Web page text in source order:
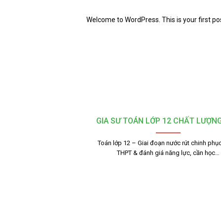
Welcome to WordPress. This is your first
GIA SƯ TOÁN LỚP 12 CHẤT
Toán lớp 12 – Giai đoạn nước rút chinh
THPT & đánh giá năng lực, cần học…